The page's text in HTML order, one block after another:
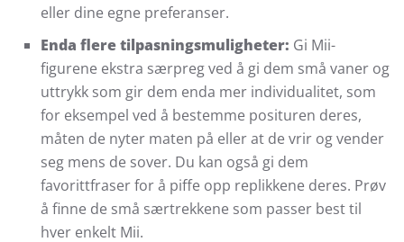
eller dine egne preferanser.
Enda flere tilpasningsmuligheter: Gi Mii-
figurene ekstra særpreg ved å gi dem små vaner og
uttrykk som gir dem enda mer individualitet, som
for eksempel ved å bestemme posituren deres,
måten de nyter maten på eller at de vrir og vender
seg mens de sover. Du kan også gi dem
favorittfraser for å piffe opp replikkene deres. Prøv
å finne de små særtrekkene som passer best til
hver enkelt Mii.